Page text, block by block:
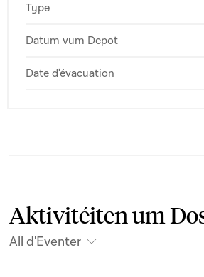
Type
Datum vum Depot
Date d'évacuation
Aktivitéiten um
All d'Eventer